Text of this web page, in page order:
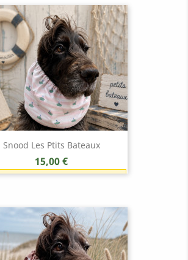
Snood Les Ptits Bateaux
Prix
15,00 €
Earn 1 point each 1,00 € (15